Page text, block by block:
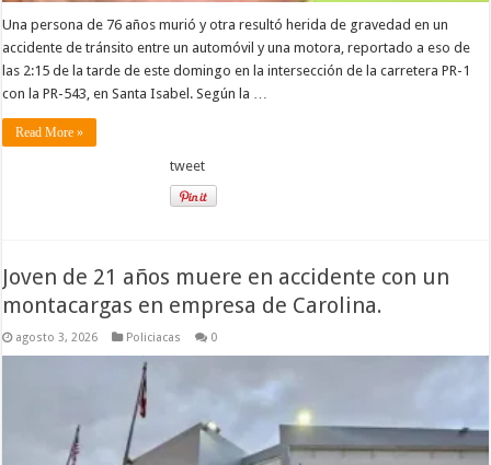
Una persona de 76 años murió y otra resultó herida de gravedad en un
accidente de tránsito entre un automóvil y una motora, reportado a eso de
las 2:15 de la tarde de este domingo en la intersección de la carretera PR-1
con la PR-543, en Santa Isabel. Según la …
Read More »
tweet
Joven de 21 años muere en accidente con un
montacargas en empresa de Carolina.
agosto 3, 2026 Policiacas 0